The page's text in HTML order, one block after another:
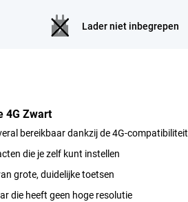
Lader niet inbegrepen
4G Zwart
bereikbaar dankzij de 4G-compatibiliteit
die je zelf kunt instellen
grote, duidelijke toetsen
die heeft geen hoge resolutie